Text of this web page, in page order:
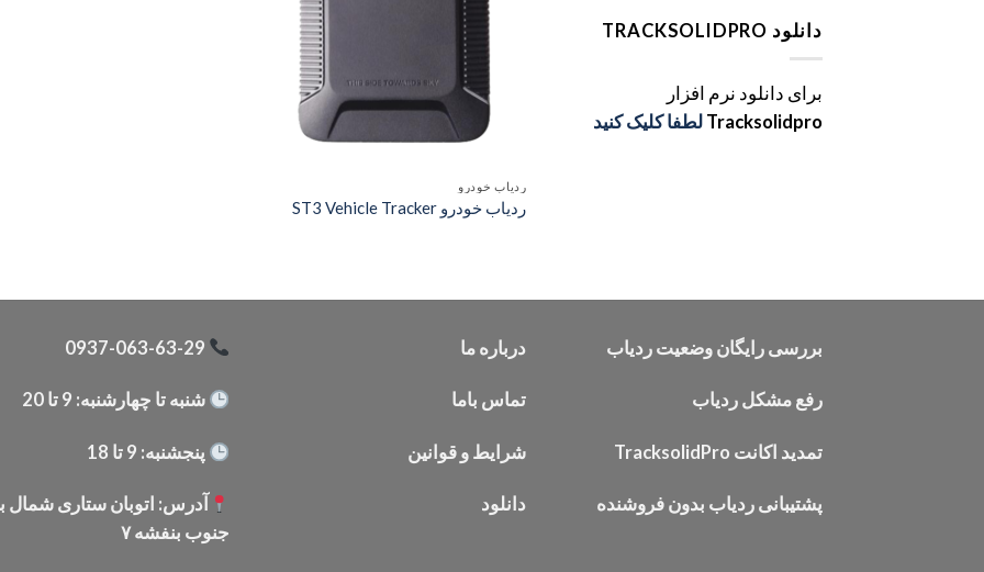
دانلود TRACKSOLIDPRO
برای دانلود نرم افزار
Tracksolidpro لطفا کلیک کنید
ردیاب خودرو
ردیاب خودرو ST3 Vehicle Tracker
بررسی رایگان وضعیت ردیاب
رفع مشکل ردیاب
تمدید اکانت TracksolidPro
پشتیبانی ردیاب بدون فروشنده
درباره ما
تماس باما
شرایط و قوانین
دانلود
0937-063-63-29
شنبه تا چهارشنبه: 9 تا 20
پنجشنبه: 9 تا 18
آدرس: اتوبان ستاری شمال
جنوب بنفشه ۷